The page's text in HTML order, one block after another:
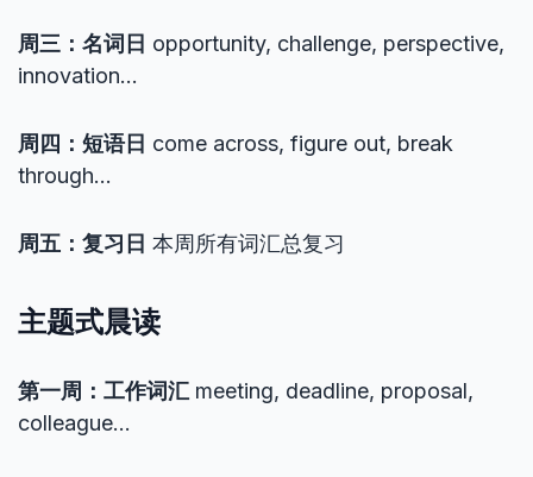
周三：名词日 opportunity, challenge, perspective,
innovation…
周四：短语日 come across, figure out, break
through…
周五：复习日 本周所有词汇总复习
主题式晨读
第一周：工作词汇 meeting, deadline, proposal,
colleague…